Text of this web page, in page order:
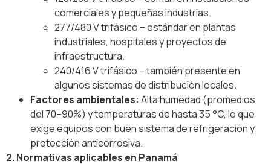
comerciales y pequeñas industrias.
277/480 V trifásico – estándar en plantas
industriales, hospitales y proyectos de
infraestructura.
240/416 V trifásico – también presente en
algunos sistemas de distribución locales.
Factores ambientales: Alta humedad (promedios
del 70–90%) y temperaturas de hasta 35 °C, lo que
exige equipos con buen sistema de refrigeración y
protección anticorrosiva.
2. Normativas aplicables en Panamá